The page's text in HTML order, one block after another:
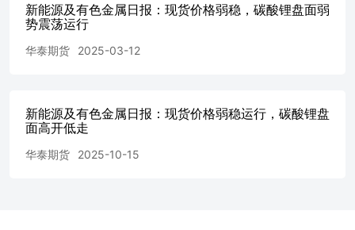
新能源及有色金属日报：现货价格弱稳，碳酸锂盘面弱
势震荡运行
华泰期货 2025-03-12
新能源及有色金属日报：现货价格弱稳运行，碳酸锂盘
面高开低走
华泰期货 2025-10-15